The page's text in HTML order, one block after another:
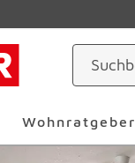
Wohnratgeber